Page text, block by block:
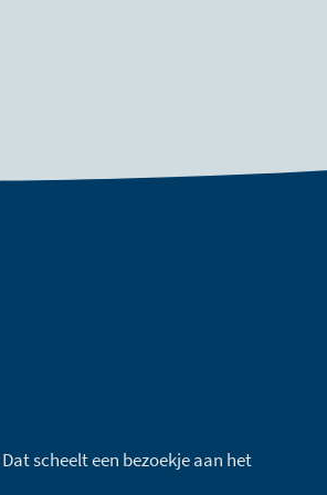
scheelt een bezoekje aan het